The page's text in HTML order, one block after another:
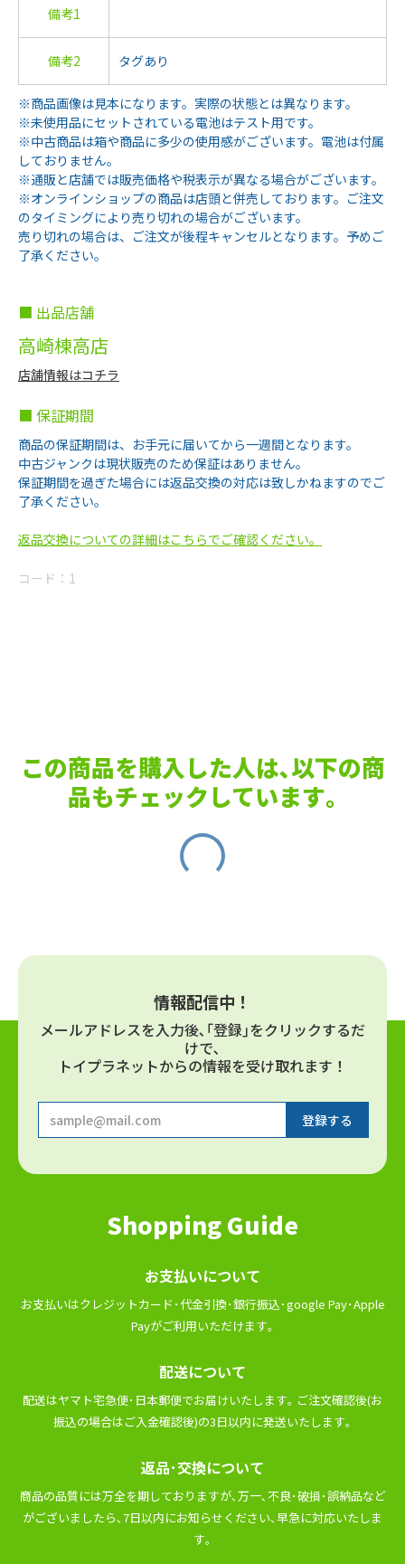
備考1
備考2 タグあり
※商品画像は見本になります。実際の状態とは異なります。
※未使用品にセットされている電池はテスト用です。
※中古商品は箱や商品に多少の使用感がございます。電池は付属
しておりません。
※通販と店舗では販売価格や税表示が異なる場合がございます。
※オンラインショップの商品は店頭と併売しております。ご注文
のタイミングにより売り切れの場合がございます。
売り切れの場合は、ご注文が後程キャンセルとなります。予めご
了承ください。
■ 出品店舗
高崎棟高店
店舗情報はコチラ
■ 保証期間
商品の保証期間は、お手元に届いてから一週間となります。
中古ジャンクは現状販売のため保証はありません。
保証期間を過ぎた場合には返品交換の対応は致しかねますのでご
了承ください。
返品交換についての詳細はこちらでご確認ください。
コード： 1
この商品を購入した人は､以下の商
品もチェックしています｡
情報配信中！
メールアドレスを⼊⼒後､｢登録｣をクリックするだ
けで､
トイプラネットからの情報を受け取れます！
Shopping Guide
お⽀払いについて
お⽀払いはクレジットカード･代⾦引換･銀⾏振込･google Pay･Apple
Payがご利⽤いただけます｡
配送について
配送はヤマト宅急便･⽇本郵便でお届けいたします｡ ご注⽂確認後(お
振込の場合はご⼊⾦確認後)の3⽇以内に発送いたします｡
返品･交換について
商品の品質には万全を期しておりますが､万⼀､不良･破損･誤納品など
がございましたら､7⽇以内にお知らせください､早急に対応いたしま
す｡